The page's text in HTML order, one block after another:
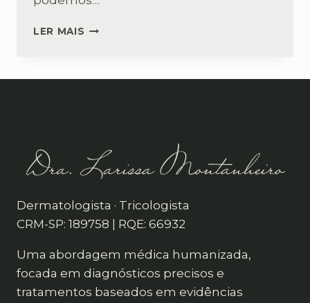
LER MAIS MICROINFUSÃO
Dermatologista · Tricologista
CRM-SP: 189758 | RQE: 66932
Uma abordagem médica humanizada,
focada em diagnósticos precisos e
tratamentos baseados em evidências